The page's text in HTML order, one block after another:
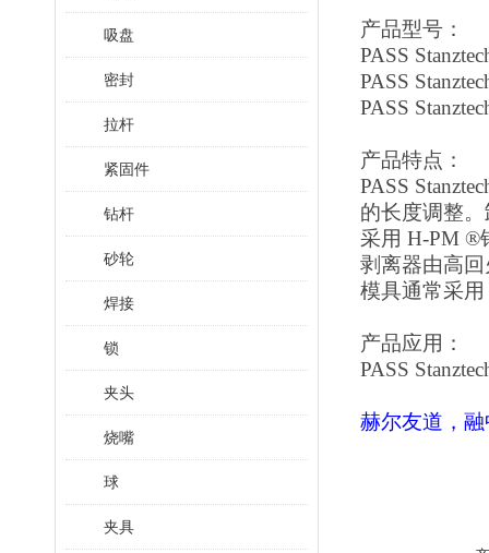
吸盘
密封
拉杆
紧固件
钻杆
砂轮
焊接
锁
夹头
烧嘴
球
夹具
产品型号：
PASS
PASS
PASS
产品特点：
PASS
的长度调整
采用 H-PM ®
剥离器由高
模具通常采用
产品应用：
PASS
赫尔友道，